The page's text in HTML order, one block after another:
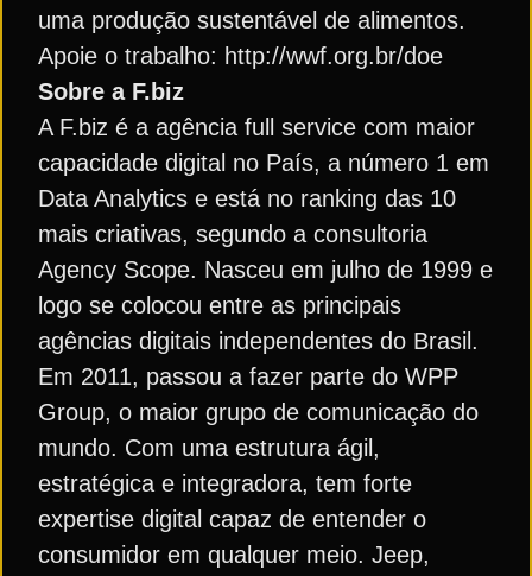
uma produção sustentável de alimentos.
Apoie o trabalho: http://wwf.org.br/doe
Sobre a F.biz
A F.biz é a agência full service com maior
capacidade digital no País, a número 1 em
Data Analytics e está no ranking das 10
mais criativas, segundo a consultoria
Agency Scope. Nasceu em julho de 1999 e
logo se colocou entre as principais
agências digitais independentes do Brasil.
Em 2011, passou a fazer parte do WPP
Group, o maior grupo de comunicação do
mundo. Com uma estrutura ágil,
estratégica e integradora, tem forte
expertise digital capaz de entender o
consumidor em qualquer meio. Jeep,